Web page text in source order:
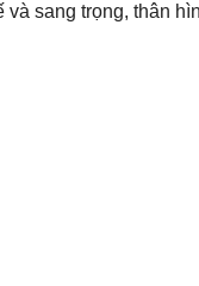
sang trọng, thân